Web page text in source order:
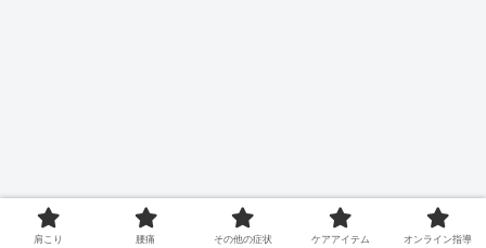
肩こり 腰痛 その他の症状 ケアアイテム オンライン指導